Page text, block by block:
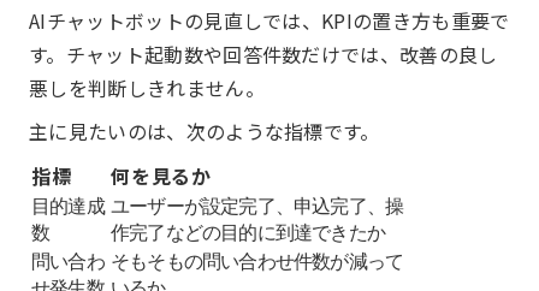
AIチャットボットの見直しでは、KPIの置き方も重要で
す。チャット起動数や回答件数だけでは、改善の良し
悪しを判断しきれません。
主に見たいのは、次のような指標です。
指標
何を見るか
目的達成
数
ユーザーが設定完了、申込完了、操
作完了などの目的に到達できたか
問い合わ そもそもの問い合わせ件数が減って